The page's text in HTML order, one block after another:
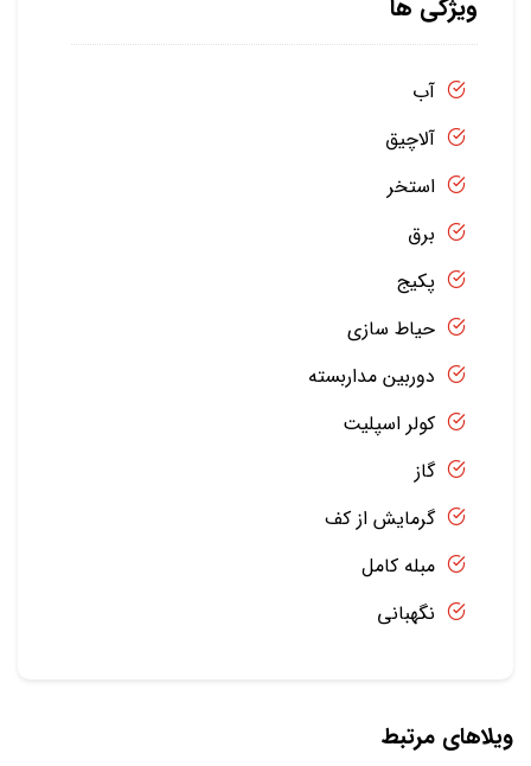
ویژگی ها
آب
آلاچیق
استخر
برق
پکیج
حیاط سازی
دوربین مداربسته
کولر اسپلیت
گاز
گرمایش از کف
مبله کامل
نگهبانی
ویلاهای مرتبط